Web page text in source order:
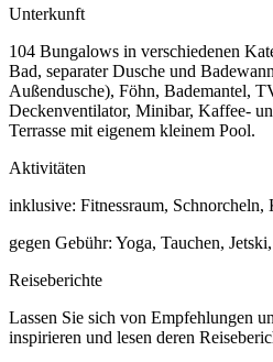
Unterkunft
104 Bungalows in verschiedenen
Bad, separater Dusche und
Außendusche), Föhn, Bademantel,
Deckenventilator, Minibar, Kaffee-
Terrasse mit eigenem kleinem Pool.
Aktivitäten
inklusive: Fitnessraum, Schnorcheln,
gegen Gebühr: Yoga, Tauchen,
Reiseberichte
Lassen Sie sich von Empfehlungen
inspirieren und lesen deren